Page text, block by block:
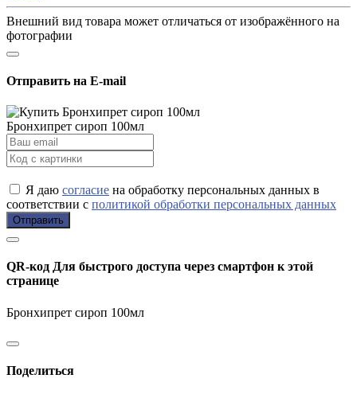
Внешний вид товара может отличаться от изображённого на
фотографии
Отправить на E-mail
Бронхипрет сироп 100мл
Я даю согласие на обработку персональных данных в
соответствии с политикой обработки персональных данных
Отправить
QR-код Для быстрого доступа через смартфон к этой
странице
Бронхипрет сироп 100мл
Поделиться